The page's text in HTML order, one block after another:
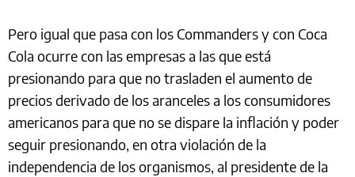
Pero igual que pasa con los Commanders y con Coca
Cola ocurre con las empresas a las que está
presionando para que no trasladen el aumento de
precios derivado de los aranceles a los consumidores
americanos para que no se dispare la inflación y poder
seguir presionando, en otra violación de la
independencia de los organismos, al presidente de la